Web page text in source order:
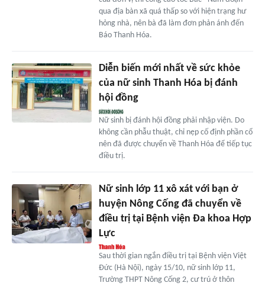
qua địa bàn xã quá thấp so với hiện trạng hư
hỏng nhà, nên bà đã làm đơn phản ánh đến
Báo Thanh Hóa.
Diễn biến mới nhất về sức khỏe
của nữ sinh Thanh Hóa bị đánh
hội đồng
Nữ sinh bị đánh hội đồng phải nhập viện. Do
không cần phẫu thuật, chỉ nẹp cố định phần cổ
nên đã được chuyển về Thanh Hóa để tiếp tục
điều trị.
Nữ sinh lớp 11 xô xát với bạn ở
huyện Nông Cống đã chuyển về
điều trị tại Bệnh viện Đa khoa Hợp
Lực
Sau thời gian ngắn điều trị tại Bệnh viện Việt
Đức (Hà Nội), ngày 15/10, nữ sinh lớp 11,
Trường THPT Nông Cống 2, cư trú ở thôn